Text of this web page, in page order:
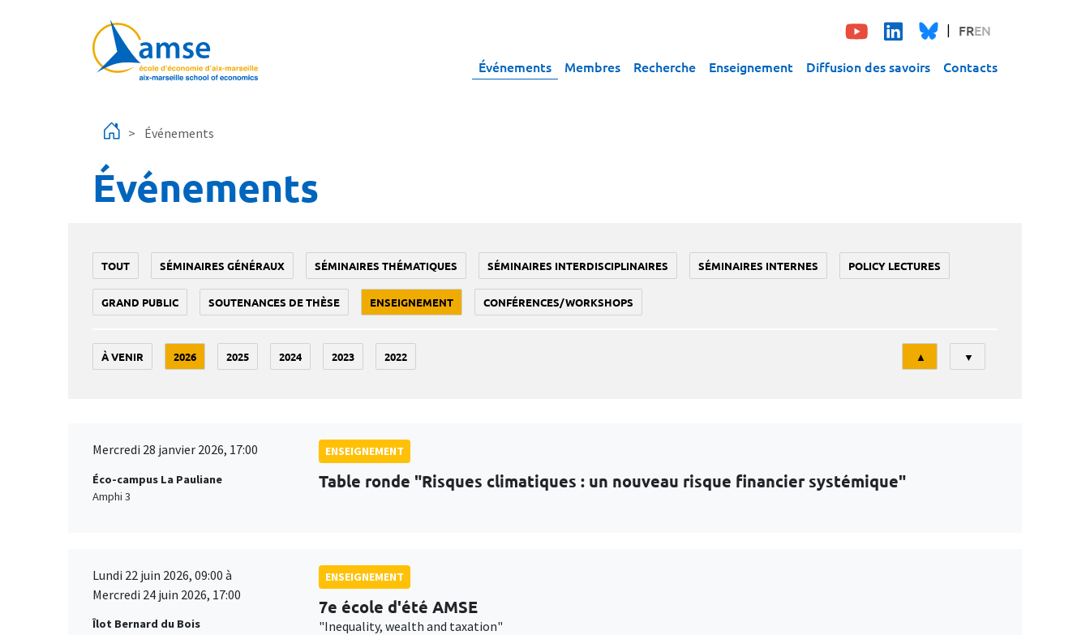
FREN
Événements Membres Recherche Enseignement Diffusion des savoirs Contacts
Événements
Événements
TOUT SÉMINAIRES GÉNÉRAUX SÉMINAIRES THÉMATIQUES SÉMINAIRES INTERDISCIPLINAIRES SÉMINAIRES INTERNES POLICY LECTURES
GRAND PUBLIC SOUTENANCES DE THÈSE ENSEIGNEMENT CONFÉRENCES/WORKSHOPS
À VENIR 2026 2025 2024 2023 2022
Tri
▲ ▼
Mercredi 28 janvier 2026, 17:00
Éco-campus La Pauliane
Amphi 3
ENSEIGNEMENT
Table ronde "Risques climatiques : un nouveau risque financier systémique"
Lundi 22 juin 2026, 09:00 à
Mercredi 24 juin 2026, 17:00
Îlot Bernard du Bois
ENSEIGNEMENT
7e école d'été AMSE
"Inequality, wealth and taxation"